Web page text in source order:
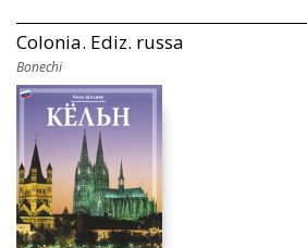
Colonia. Ediz. russa
Bonechi